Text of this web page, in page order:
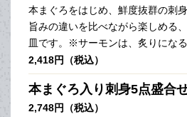
本まぐろをはじめ、鮮度抜群の刺
旨みの違いを比べながら楽しめる
皿です。※サーモンは、炙りになる
2,418円（税込）
本まぐろ入り刺身5点盛合
2,748円（税込）